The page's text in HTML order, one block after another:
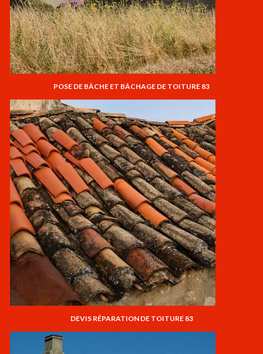
POSE DE BÂCHE ET BÂCHAGE DE TOITURE 83
DEVIS RÉPARATION DE TOITURE 83